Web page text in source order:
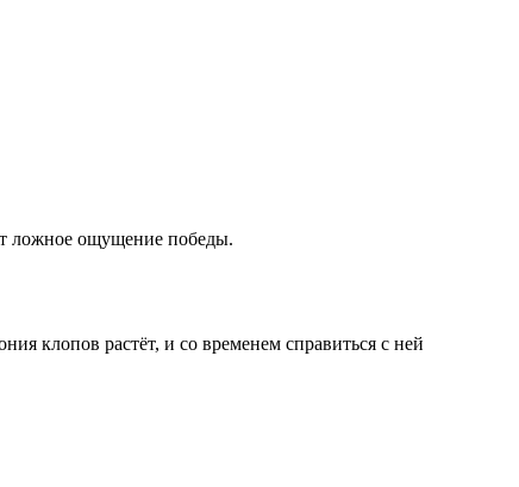
ложное ощущение победы.
клопов растёт, и со временем справиться с ней